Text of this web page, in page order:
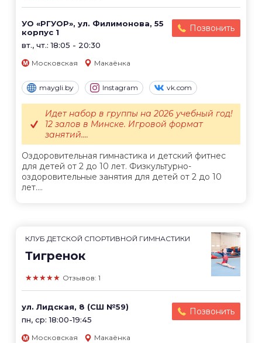
УО «РГУОР», ул. Филимонова, 55
корпус 1
вт., чт.: 18:05 - 20:30
Позвонить
Московская Макаёнка
maygli.by Instagram vk.com
Оздоровительная гимнастика и детский фитнес
для детей от 2 до 10 лет. Физкультурно-
оздоровительные занятия для детей от 2 до 10
лет....
Идет набор в группы на 2026 учебный год!
12 залов в Минске. Игровой формат
занятий....
КЛУБ ДЕТСКОЙ СПОРТИВНОЙ ГИМНАСТИКИ
Тигренок
★★★★★ Отзывов: 1
ул. Лидская, 8 (СШ №59)
пн, ср: 18:00-19:45
Позвонить
Московская Макаёнка